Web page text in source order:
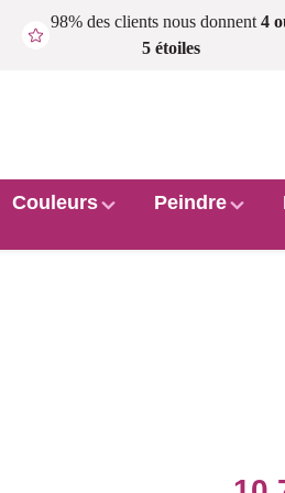
98% des clients nous donnent 4
5 étoiles
Couleurs Peindre